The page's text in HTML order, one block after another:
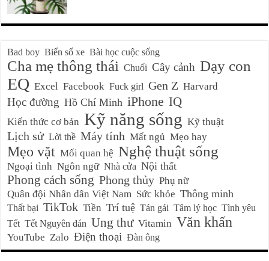
Bad boy Biển số xe Bài học cuộc sống
Cha mẹ thông thái Chuối Cây cảnh Dạy con
EQ Excel Facebook Fuck girl Gen Z Harvard
Học đường Hồ Chí Minh iPhone IQ
Kiến thức cơ bản Kỹ năng sống Kỹ thuật
Lịch sử Lời thề Máy tính Mất ngủ Mẹo hay
Mẹo vặt Mối quan hệ Nghệ thuật sống
Ngoại tình Ngôn ngữ Nhà cửa Nội thất
Phong cách sống Phong thủy Phụ nữ
Quân đội Nhân dân Việt Nam Sức khỏe Thông minh
Thất bại TikTok Tiền Trí tuệ Tán gái Tâm lý học Tình yêu
Tết Tết Nguyên đán Ung thư Vitamin Văn khấn
YouTube Zalo Điện thoại Đàn ông